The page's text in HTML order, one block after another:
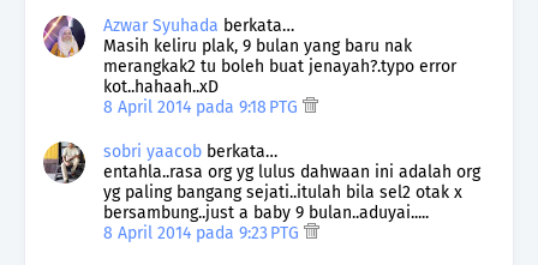
Azwar Syuhada berkata…
Masih keliru plak, 9 bulan yang baru nak
merangkak2 tu boleh buat jenayah?.typo error
kot..hahaah..xD
8 April 2014 pada 9:18 PTG
sobri yaacob berkata…
entahla..rasa org yg lulus dahwaan ini adalah org
yg paling bangang sejati..itulah bila sel2 otak x
bersambung..just a baby 9 bulan..aduyai.....
8 April 2014 pada 9:23 PTG